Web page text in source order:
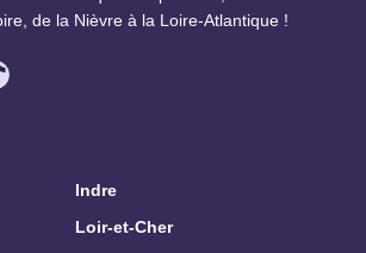
de la Nièvre à la Loire-Atlantique !
Indre
Loir-et-Cher